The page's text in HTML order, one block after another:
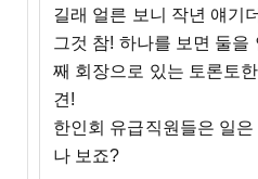
길래 얼른 보니 작년 얘기
그것 참! 하나를 보면 둘을
째 회장으로 있는 토론토
견!
한인회 유급직원들은 일은
나 보죠?